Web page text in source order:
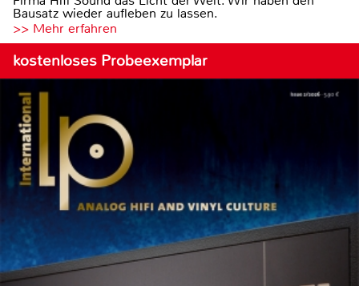
Bausatz wieder aufleben zu lassen.
>> Mehr erfahren
kostenloses Probeexemplar